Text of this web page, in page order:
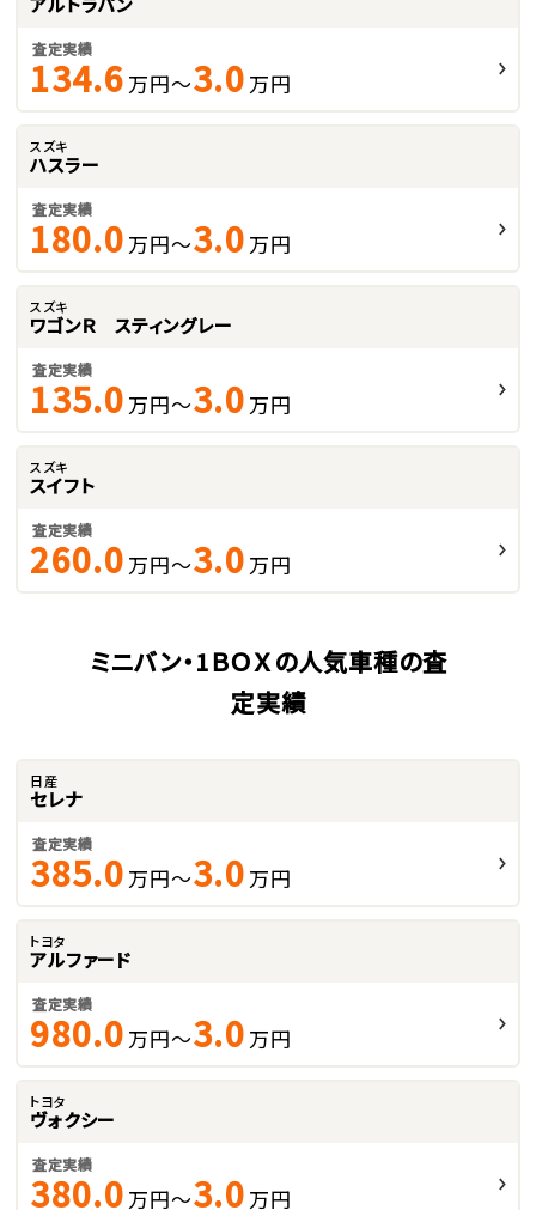
査定実績
134.6 万円～3.0 万円
スズキ
ハスラー
査定実績
180.0 万円～3.0 万円
スズキ
ワゴンＲ スティングレー
査定実績
135.0 万円～3.0 万円
スズキ
スイフト
査定実績
260.0 万円～3.0 万円
ミニバン・1ＢＯＸの人気車種の査
定実績
日産
セレナ
査定実績
385.0 万円～3.0 万円
トヨタ
アルファード
査定実績
980.0 万円～3.0 万円
トヨタ
ヴォクシー
査定実績
380.0 万円～3.0 万円